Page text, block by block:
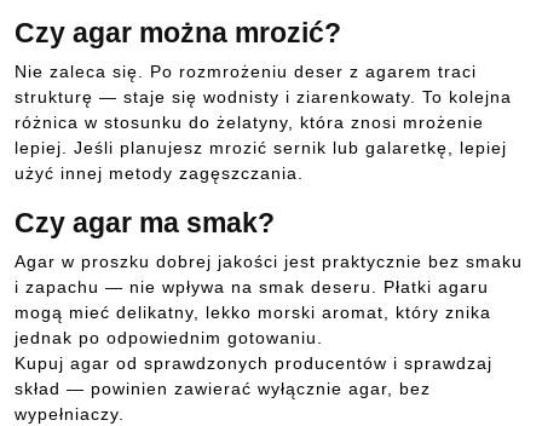
Czy agar można mrozić?
Nie zaleca się. Po rozmrożeniu deser z agarem traci
strukturę — staje się wodnisty i ziarenkowaty. To kolejna
różnica w stosunku do żelatyny, która znosi mrożenie
lepiej. Jeśli planujesz mrozić sernik lub galaretkę, lepiej
użyć innej metody zagęszczania.
Czy agar ma smak?
Agar w proszku dobrej jakości jest praktycznie bez smaku
i zapachu — nie wpływa na smak deseru. Płatki agaru
mogą mieć delikatny, lekko morski aromat, który znika
jednak po odpowiednim gotowaniu.
Kupuj agar od sprawdzonych producentów i sprawdzaj
skład — powinien zawierać wyłącznie agar, bez
wypełniaczy.